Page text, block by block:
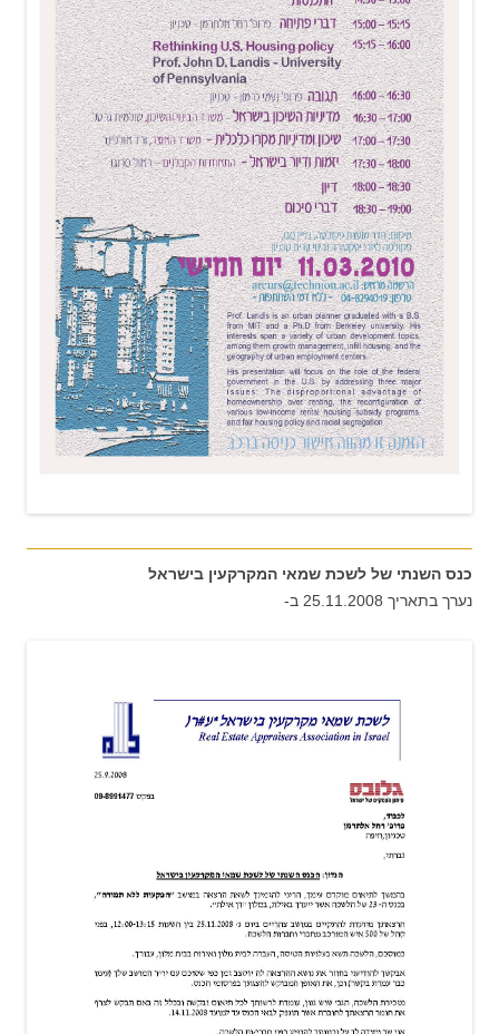
כנס השנתי של לשכת שמאי המקרקעין בישראל
נערך בתאריך 25.11.2008 ב-